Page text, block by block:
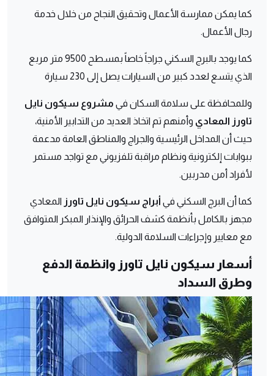
كما يمكن ممارسة الأعمال وتحقيق النجاح من خلال خدمة
رجال الأعمال.
كما يوجد بالبرج السكني جراجاً خاصاً بمسطح 9500 متر مربع
الذي يتسع لعدد كبير من السيارات يصل إلى 230 سيارة
وللمحافظة على سلامة السكان في مشروع سيكون نايل
تاورز المعادي وأمنهم تم اتخاذ العديد من التدابير الأمنية،
حيث أن المداخل الرئيسية والجراج والمناطق العامة مدعمة
ببوابات إلكترونية ونظام مراقبة تلفزيوني مع تواجد مستمر
لأفراد أمن مدربين.
كما أن البرج السكني في أبراج سيكون نايل تاورز المعادي
مجهز بالكامل بأنظمة كشف الحرائق والإنذار المبكر المتوافق
مع معايير وإجراءات السلامة الدولية.
أسعار سيكون نايل تاورز وانظمة الدفع
وطرق السداد